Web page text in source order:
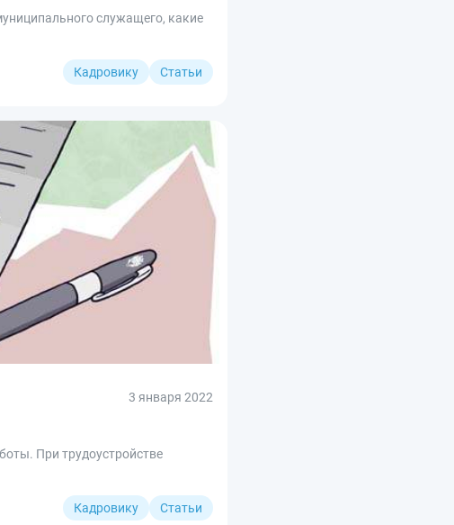
служащего, какие
Кадровику Статьи
3 января 2022
При трудоустройстве
Кадровику Статьи